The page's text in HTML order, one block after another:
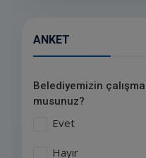
ANKET
Belediyemizin
musunuz?
Evet
Hayır